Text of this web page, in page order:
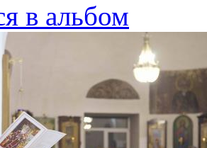
в альбом